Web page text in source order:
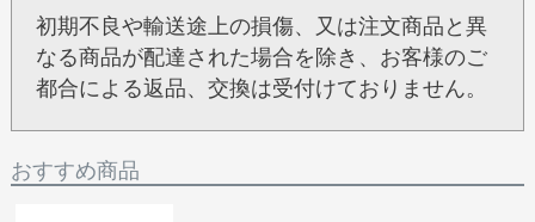
初期不良や輸送途上の損傷、又は注文商品と異
なる商品が配達された場合を除き、お客様のご
都合による返品、交換は受付けておりません。
おすすめ商品